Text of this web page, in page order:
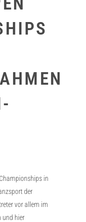
in
der
vor allem im
und hier